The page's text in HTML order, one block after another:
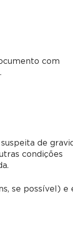
com
de
condições
se possível) e